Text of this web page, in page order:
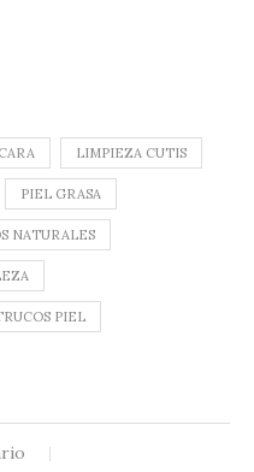
LIMPIEZA CUTIS
PIEL GRASA
NATURALES
PIEL